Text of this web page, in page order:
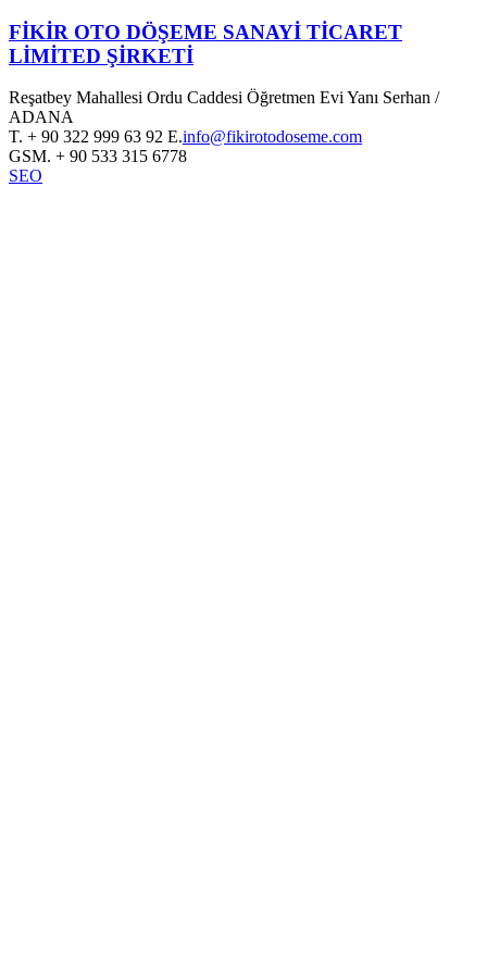
FİKİR OTO DÖŞEME SANAYİ TİCARET
LİMİTED ŞİRKETİ
Reşatbey Mahallesi Ordu Caddesi Öğretmen Evi Yanı Serhan /
ADANA
T. + 90 322 999 63 92 E.info@fikirotodoseme.com
GSM. + 90 533 315 6778
SEO